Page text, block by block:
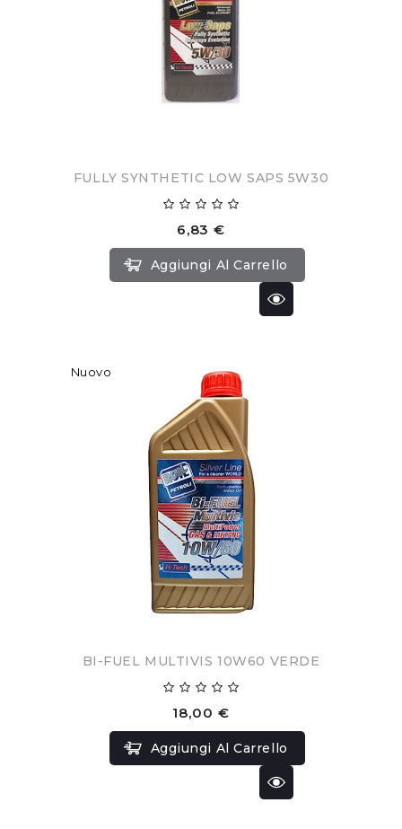
FULLY SYNTHETIC LOW SAPS 5W30
6,83 €
Aggiungi Al Carrello
Nuovo
BI-FUEL MULTIVIS 10W60 VERDE
18,00 €
Aggiungi Al Carrello